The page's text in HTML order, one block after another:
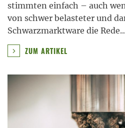
stimmten einfach – auch
von schwer belasteter und
Schwarzmarktware die Rede
ZUM ARTIKEL